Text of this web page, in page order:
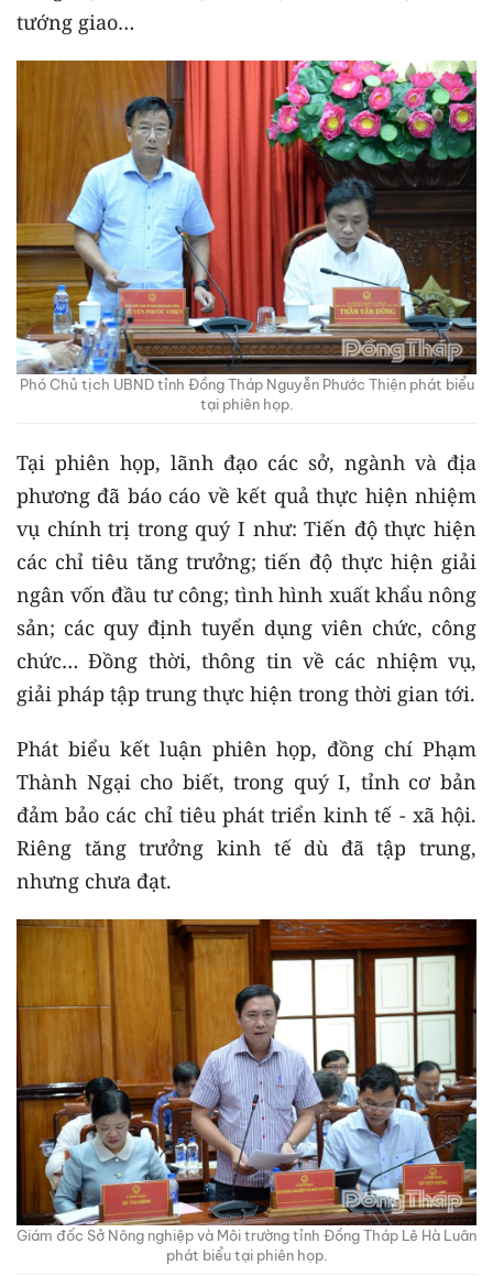
tướng giao…
Phó Chủ tịch UBND tỉnh Đồng Tháp Nguyễn Phước Thiện phát biểu
tại phiên họp.
Tại phiên họp, lãnh đạo các sở, ngành và địa
phương đã báo cáo về kết quả thực hiện nhiệm
vụ chính trị trong quý I như: Tiến độ thực hiện
các chỉ tiêu tăng trưởng; tiến độ thực hiện giải
ngân vốn đầu tư công; tình hình xuất khẩu nông
sản; các quy định tuyển dụng viên chức, công
chức… Đồng thời, thông tin về các nhiệm vụ,
giải pháp tập trung thực hiện trong thời gian tới.
Phát biểu kết luận phiên họp, đồng chí Phạm
Thành Ngại cho biết, trong quý I, tỉnh cơ bản
đảm bảo các chỉ tiêu phát triển kinh tế - xã hội.
Riêng tăng trưởng kinh tế dù đã tập trung,
nhưng chưa đạt.
Giám đốc Sở Nông nghiệp và Môi trường tỉnh Đồng Tháp Lê Hà Luân
phát biểu tại phiên họp.